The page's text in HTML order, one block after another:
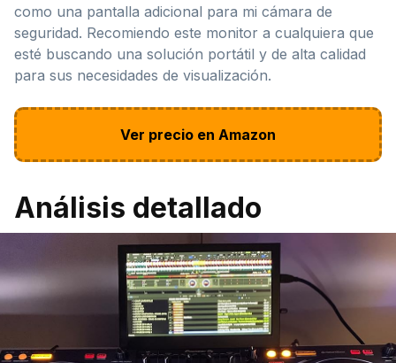
como una pantalla adicional para mi cámara de
seguridad. Recomiendo este monitor a cualquiera que
esté buscando una solución portátil y de alta calidad
para sus necesidades de visualización.
Ver precio en Amazon
Análisis detallado